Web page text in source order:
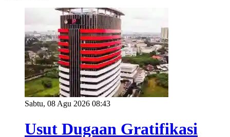
Sabtu, 08 Agu 2026 08:43
Usut Dugaan Gratifikasi